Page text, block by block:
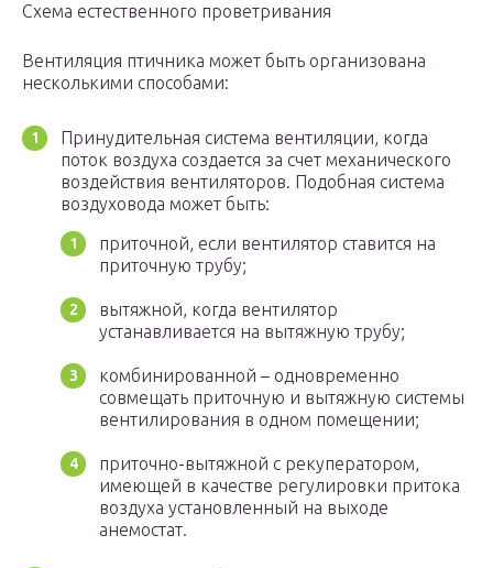
Схема естественного проветривания
Вентиляция птичника может быть организована
несколькими способами:
Принудительная система вентиляции, когда
поток воздуха создается за счет механического
воздействия вентиляторов. Подобная система
воздуховода может быть:
приточной, если вентилятор ставится на
приточную трубу;
вытяжной, когда вентилятор
устанавливается на вытяжную трубу;
комбинированной – одновременно
совмещать приточную и вытяжную системы
вентилирования в одном помещении;
приточно-вытяжной с рекуператором,
имеющей в качестве регулировки притока
воздуха установленный на выходе
анемостат.